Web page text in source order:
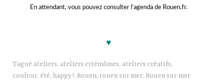
En attendant, vous pouvez consulter l’agenda de Rouen.fr.
♥
Tagué ateliers, ateliers citémômes, ateliers créatifs,
couleur,été, happy !,Rouen, rouen sur mer,Rouen sur mer